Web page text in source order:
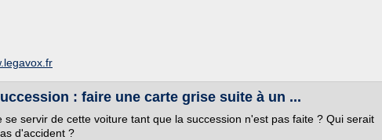
: faire une carte grise suite à un ...
se servir de cette voiture tant que la succession n'est pas faite ? Qui serait
d'accident ?